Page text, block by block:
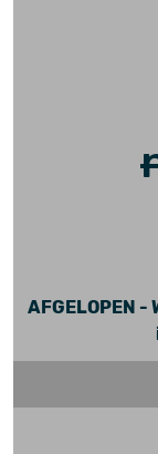
AFGELOPEN